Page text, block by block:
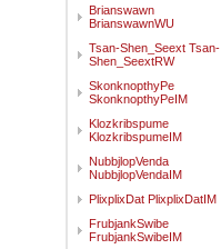
Brianswawn
BrianswawnWU
Tsan-Shen_Seext Tsan-
Shen_SeextRW
SkonknopthyPe
SkonknopthyPeIM
Klozkribspume
KlozkribspumeIM
NubbjlopVenda
NubbjlopVendaIM
PlixplixDat PlixplixDatIM
FrubjankSwibe
FrubjankSwibeIM